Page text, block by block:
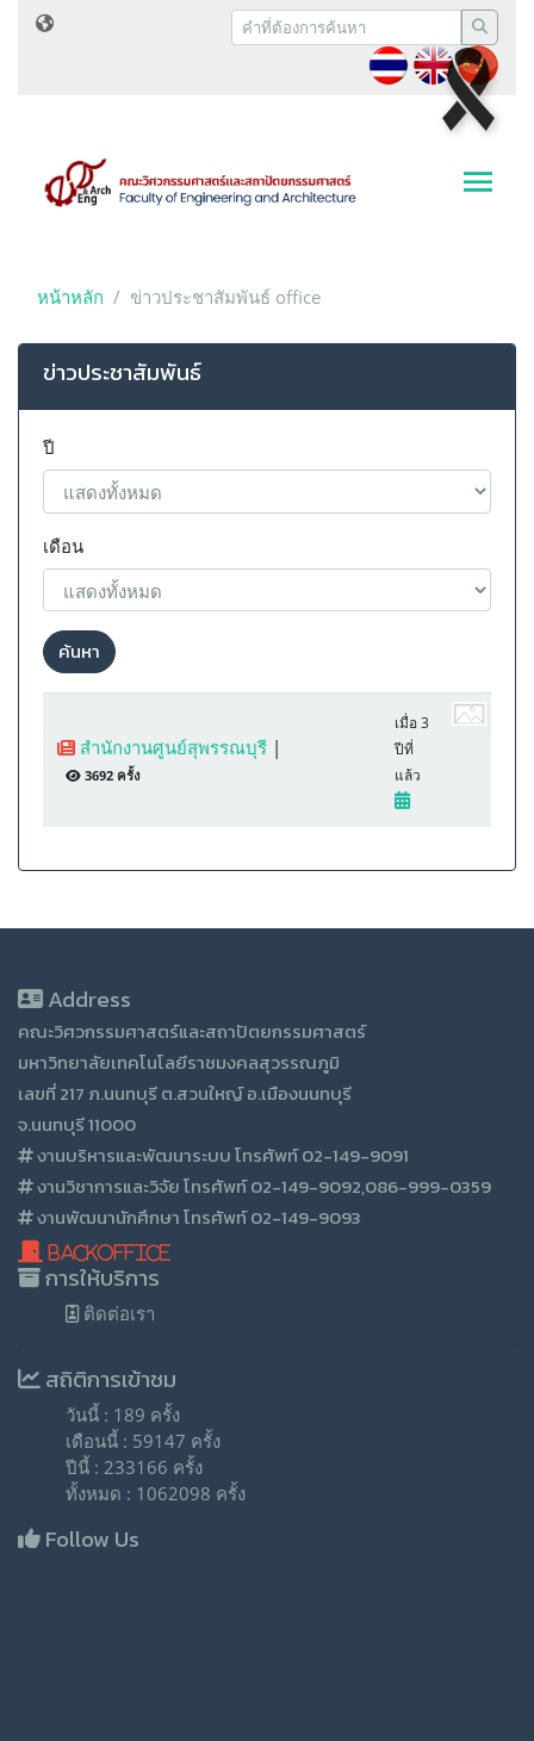
หน้าหลัก ข่าวประชาสัมพันธ์ office
ข่าวประชาสัมพันธ์
ปี
เดือน
ค้นหา
สำนักงานศูนย์สุพรรณบุรี |
3692 ครั้ง
เมื่อ 3
ปีที่
แล้ว
Address
คณะวิศวกรรมศาสตร์และสถาปัตยกรรมศาสตร์
มหาวิทยาลัยเทคโนโลยีราชมงคลสุวรรณภูมิ
เลขที่ 217 ภ.นนทบุรี ต.สวนใหญ์ อ.เมืองนนทบุรี
จ.นนทบุรี 11000
งานบริหารและพัฒนาระบบ โทรศัพท์ 02-149-9091
งานวิชาการและวิจัย โทรศัพท์ 02-149-9092,086-999-0359
งานพัฒนานักศึกษา โทรศัพท์ 02-149-9093
BackOffice
การให้บริการ
ติดต่อเรา
สถิติการเข้าชม
วันนี้ : 189 ครั้ง
เดือนนี้ : 59147 ครั้ง
ปีนี้ : 233166 ครั้ง
ทั้งหมด : 1062098 ครั้ง
Follow Us